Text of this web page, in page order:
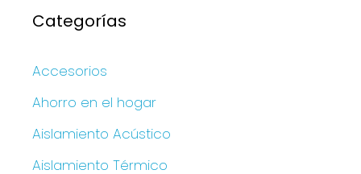
Categorías
Accesorios
Ahorro en el hogar
Aislamiento Acústico
Aislamiento Térmico